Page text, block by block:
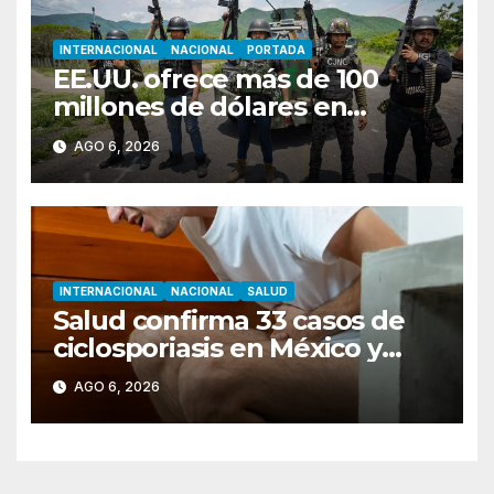
INTERNACIONAL NACIONAL PORTADA
EE.UU. ofrece más de 100
millones de dólares en
recompensas por líderes del
CJNG
AGO 6, 2026
INTERNACIONAL NACIONAL SALUD
Salud confirma 33 casos de
ciclosporiasis en México y
descarta vínculo con brote en
EU
AGO 6, 2026